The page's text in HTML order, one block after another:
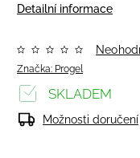
Detailní informace
Značka: Progel
SKLADEM
Možnosti doručení